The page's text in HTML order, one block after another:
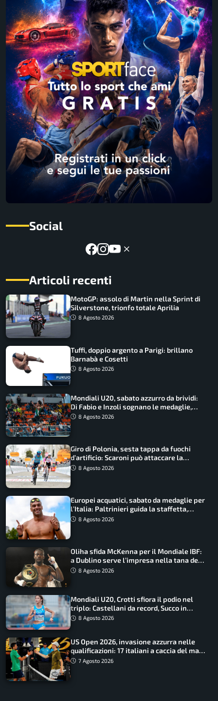
Social
Articoli recenti
MotoGP: assolo di Martin nella Sprint di
Silverstone, trionfo totale Aprilia
8 Agosto 2026
Tuffi, doppio argento a Parigi: brillano
Barnabà e Cosetti
8 Agosto 2026
Mondiali U20, sabato azzurro da brividi:
Di Fabio e Inzoli sognano le medaglie,
Castellani e Succo in finale
8 Agosto 2026
Giro di Polonia, sesta tappa da fuochi
d’artificio: Scaroni può attaccare la
maglia di Lemmen
8 Agosto 2026
Europei acquatici, sabato da medaglie per
l’Italia: Paltrinieri guida la staffetta,
Barnabà sogna l’oro dalle grandi altezze
8 Agosto 2026
Oliha sfida McKenna per il Mondiale IBF:
a Dublino serve l’impresa nella tana del
lupo8 Agosto 2026
Mondiali U20, Crotti sfiora il podio nel
triplo: Castellani da record, Succo in
finale
8 Agosto 2026
US Open 2026, invasione azzurra nelle
qualificazioni: 17 italiani a caccia del main
draw7 Agosto 2026